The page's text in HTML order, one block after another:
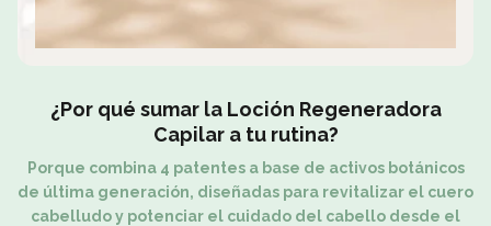
¿Por qué sumar la Loción Regeneradora
Capilar a tu rutina?
Porque combina 4 patentes a base de activos botánicos
de última generación, diseñadas para revitalizar el cuero
cabelludo y potenciar el cuidado del cabello desde el